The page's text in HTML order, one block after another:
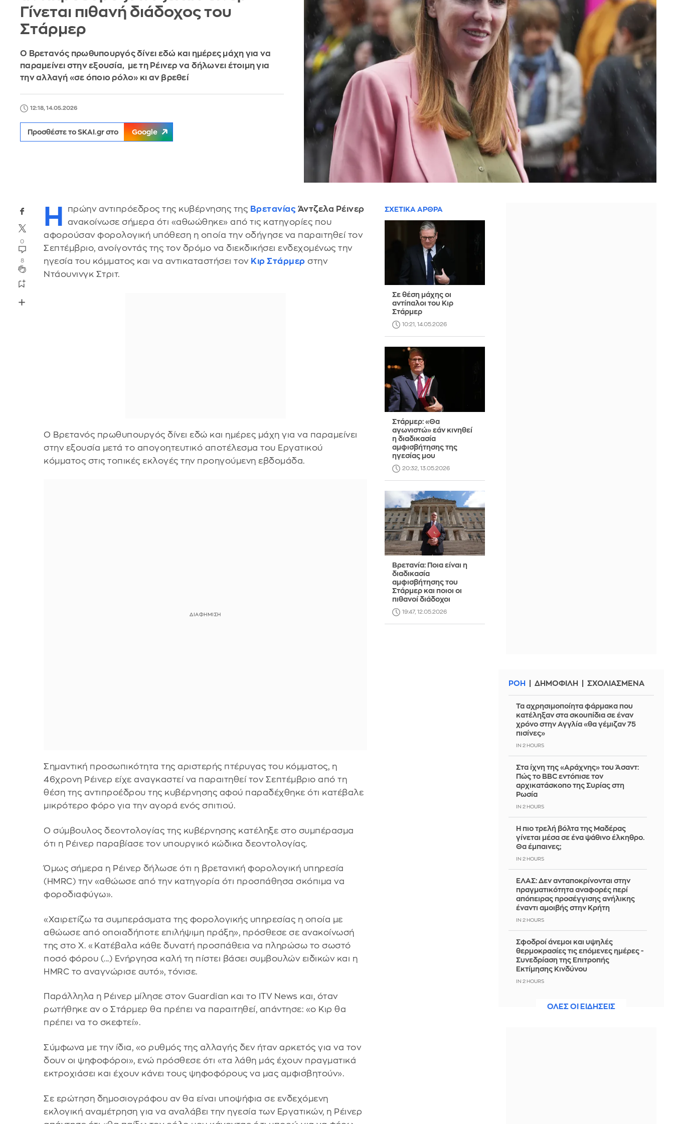
Γίνεται πιθανή διάδοχος του
Στάρμερ
Ο Βρετανός πρωθυπουργός δίνει εδώ και ημέρες μάχη για να
παραμείνει στην εξουσία, με τη Ρέινερ να δήλωνει έτοιμη για
την αλλαγή «σε όποιο ρόλο» κι αν βρεθεί
12:18, 14.05.2026
Προσθέστε το SKAI.gr στο Google
0
8
Η πρώην αντιπρόεδρος της κυβέρνησης της Βρετανίας Άντζελα Ρέινερ
ανακοίνωσε σήμερα ότι «αθωώθηκε» από τις κατηγορίες που
αφορούσαν φορολογική υπόθεση η οποία την οδήγησε να παραιτηθεί τον
Σεπτέμβριο, ανοίγοντάς της τον δρόμο να διεκδικήσει ενδεχομένως την
ηγεσία του κόμματος και να αντικαταστήσει τον Κιρ Στάρμερ στην
Ντάουνινγκ Στριτ.
Ο Βρετανός πρωθυπουργός δίνει εδώ και ημέρες μάχη για να παραμείνει
στην εξουσία μετά το απογοητευτικό αποτέλεσμα του Εργατικού
κόμματος στις τοπικές εκλογές την προηγούμενη εβδομάδα.
Σημαντική προσωπικότητα της αριστερής πτέρυγας του κόμματος, η
46χρονη Ρέινερ είχε αναγκαστεί να παραιτηθεί τον Σεπτέμβριο από τη
θέση της αντιπροέδρου της κυβέρνησης αφού παραδέχθηκε ότι κατέβαλε
μικρότερο φόρο για την αγορά ενός σπιτιού.
Ο σύμβουλος δεοντολογίας της κυβέρνησης κατέληξε στο συμπέρασμα
ότι η Ρέινερ παραβίασε τον υπουργικό κώδικα δεοντολογίας.
Όμως σήμερα η Ρέινερ δήλωσε ότι η βρετανική φορολογική υπηρεσία
(HMRC) την «αθώωσε από την κατηγορία ότι προσπάθησα σκόπιμα να
φοροδιαφύγω».
«Χαιρετίζω τα συμπεράσματα της φορολογικής υπηρεσίας η οποία με
αθώωσε από οποιαδήποτε επιλήψιμη πράξη», πρόσθεσε σε ανακοίνωσή
της στο Χ. «Κατέβαλα κάθε δυνατή προσπάθεια να πληρώσω το σωστό
ποσό φόρου (...) Ενήργησα καλή τη πίστει βάσει συμβουλών ειδικών και η
HMRC το αναγνώρισε αυτό», τόνισε.
Παράλληλα η Ρέινερ μίλησε στον Guardian και το ITV News και, όταν
ρωτήθηκε αν ο Στάρμερ θα πρέπει να παραιτηθεί, απάντησε: «ο Κιρ θα
πρέπει να το σκεφτεί».
Σύμφωνα με την ίδια, «ο ρυθμός της αλλαγής δεν ήταν αρκετός για να τον
δουν οι ψηφοφόροι», ενώ πρόσθεσε ότι «τα λάθη μάς έχουν πραγματικά
εκτροχιάσει και έχουν κάνει τους ψηφοφόρους να μας αμφισβητούν».
Σε ερώτηση δημοσιογράφου αν θα είναι υποψήφια σε ενδεχόμενη
εκλογική αναμέτρηση για να αναλάβει την ηγεσία των Εργατικών, η Ρέινερ
ΣΧΕΤΙΚΑ ΑΡΘΡΑ
Σε θέση μάχης οι
αντίπαλοι του Κιρ
Στάρμερ
10:21, 14.05.2026
Στάρμερ: «Θα
αγωνιστώ» εάν κινηθεί
η διαδικασία
αμφισβήτησης της
ηγεσίας μου
20:32, 13.05.2026
Βρετανία: Ποια είναι η
διαδικασία
αμφισβήτησης του
Στάρμερ και ποιοι οι
πιθανοί διάδοχοι
19:47, 12.05.2026
ΡΟΗ ΔΗΜΟΦΙΛΗ ΣΧΟΛΙΑΣΜΕΝΑ
Τα αχρησιμοποίητα φάρμακα που
κατέληξαν στα σκουπίδια σε έναν
χρόνο στην Αγγλία «θα γέμιζαν 75
πισίνες»
IN 2 HOURS
Στα ίχνη της «Αράχνης» του Άσαντ:
Πώς το BBC εντόπισε τον
αρχικατάσκοπο της Συρίας στη
Ρωσία
IN 2 HOURS
Η πιο τρελή βόλτα της Μαδέρας
γίνεται μέσα σε ένα ψάθινο έλκηθρο.
Θα έμπαινες;
IN 2 HOURS
ΕΛΑΣ: Δεν ανταποκρίνονται στην
πραγματικότητα αναφορές περί
απόπειρας προσέγγισης ανήλικης
έναντι αμοιβής στην Κρήτη
IN 2 HOURS
Σφοδροί άνεμοι και υψηλές
θερμοκρασίες τις επόμενες ημέρες -
Συνεδρίαση της Επιτροπής
Εκτίμησης Κινδύνου
IN 2 HOURS
Οδηγούσε μεθυσμένος στο Αγρίνιο -
ΟΛΕΣ ΟΙ ΕΙΔΗΣΕΙΣ